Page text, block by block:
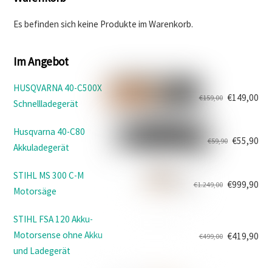
Es befinden sich keine Produkte im Warenkorb.
Im Angebot
HUSQVARNA 40-C500X
Schnellladegerät
€159,00
Ursprünglicher
war:
€159,00
€149,00
Aktueller
ist:
€149,00.
Husqvarna 40-C80
Akkuladegerät
€59,90
Ursprünglicher
war:
€59,90
€55,90
Aktueller
ist:
€55,90.
STIHL MS 300 C-M
Motorsäge
€1.249,00
Ursprünglicher
war:
€1.249,00
€999,90
Aktueller
ist:
€999,90.
STIHL FSA 120 Akku-
Motorsense ohne Akku
und Ladegerät
€499,00 €419,90